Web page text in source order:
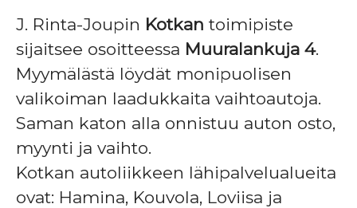
J. Rinta-Joupin Kotkan toimipiste
sijaitsee osoitteessa Muuralankuja 4.
Myymälästä löydät monipuolisen
valikoiman laadukkaita vaihtoautoja.
Saman katon alla onnistuu auton osto,
myynti ja vaihto.
Kotkan autoliikkeen lähipalvelualueita
ovat: Hamina, Kouvola, Loviisa ja